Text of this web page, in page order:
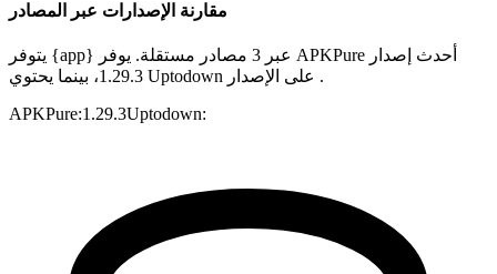
مقارنة الإصدارات عبر المصادر
يتوفر {app} عبر 3 مصادر مستقلة. يوفر APKPure أحدث إصدار
1.29.3، بينما يحتوي Uptodown على الإصدار .
APKPure:1.29.3Uptodown: